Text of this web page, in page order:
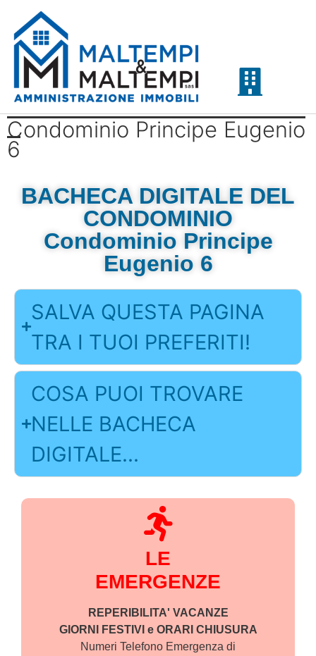
Condominio Principe Eugenio
6
BACHECA DIGITALE DEL
CONDOMINIO
Condominio Principe
Eugenio 6
SALVA QUESTA PAGINA
TRA I TUOI PREFERITI!
COSA PUOI TROVARE
NELLE BACHECA
DIGITALE...
LE
EMERGENZE
REPERIBILITA' VACANZE
GIORNI FESTIVI e ORARI CHIUSURA
Numeri Telefono Emergenza di